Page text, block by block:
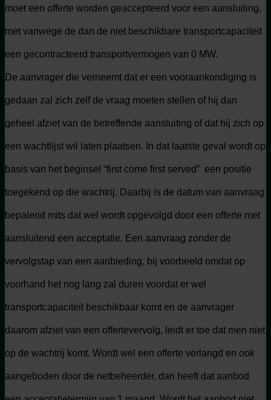
moet een offerte worden geaccepteerd voor een aansluiting,
met vanwege de dan de niet beschikbare transportcapaciteit
een gecontracteerd transportvermogen van 0 MW.
De aanvrager die verneemt dat er een vooraankondiging is
gedaan zal zich zelf de vraag moeten stellen of hij dan
geheel afziet van de betreffende aansluiting of dat hij zich op
een wachtlijst wil laten plaatsen. In dat laatste geval wordt op
basis van het beginsel “first come first served” een positie
toegekend op die wachtrij. Daarbij is de datum van aanvraag
bepalend mits dat wel wordt opgevolgd door een offerte met
aansluitend een acceptatie. Een aanvraag zonder de
vervolgstap van een aanbieding, bij voorbeeld omdat op
voorhand het nog lang zal duren voordat er wel
transportcapaciteit beschikbaar komt en de aanvrager
daarom afziet van een offertevervolg, leidt er toe dat men niet
op de wachtrij komt. Wordt wel een offerte verlangd en ook
aangeboden door de netbeheerder, dan heeft dat aanbod